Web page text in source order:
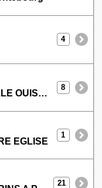
4
FÊTE DE LA COQUILLE OUISTREHAM
8
EGLISE
1
21